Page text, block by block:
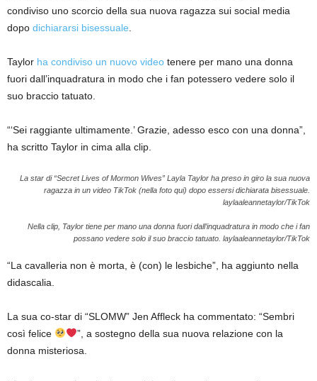
condiviso uno scorcio della sua nuova ragazza sui social media
dopo dichiararsi bisessuale
Taylor ha condiviso un nuovo video tenere per mano una donna
fuori dall’inquadratura in modo che i fan potessero vedere solo il
suo braccio tatuato.
“‘Sei raggiante ultimamente.’ Grazie, adesso esco con una donna”,
ha scritto Taylor in cima alla clip.
La star di “Secret Lives of Mormon Wives” Layla Taylor ha preso in giro la sua nuova
ragazza in un video TikTok (nella foto qui) dopo essersi dichiarata bisessuale.
laylaaleannetaylor/TikTok
Nella clip, Taylor tiene per mano una donna fuori dall’inquadratura in modo che i fan
possano vedere solo il suo braccio tatuato. laylaaleannetaylor/TikTok
“La cavalleria non è morta, è (con) le lesbiche”, ha aggiunto nella
didascalia.
La sua co-star di “SLOMW” Jen Affleck ha commentato: “Sembri
così felice
”, a sostegno della sua nuova relazione con la
donna misteriosa.